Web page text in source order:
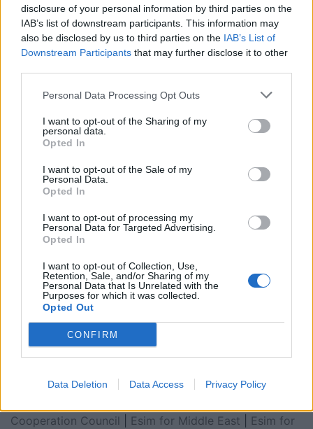
disclosure of your personal information by third parties on the
IAB’s list of downstream participants. This information may
also be disclosed by us to third parties on the IAB’s List of
Downstream Participants that may further disclose it to other
Personal Data Processing Opt Outs
I want to opt-out of the Sharing of my
personal data.
Opted In
I want to opt-out of the Sale of my
Personal Data.
Opted In
I want to opt-out of processing my
Personal Data for Targeted Advertising.
Opted In
I want to opt-out of Collection, Use,
Retention, Sale, and/or Sharing of my
Personal Data that Is Unrelated with the
Purposes for which it was collected.
Opted Out
CONFIRM
Data Deletion Data Access Privacy Policy
Esim for Global|Esim for Europe|Esim for Caribbean
Esim for USA| Esim for Italy|Esim for Spain
for Turkey|Esim for Germany|Esim for Greece|Esim
Esim for World Cup 2026
Arabia|Esim for Egypt|Esim for United Arab
for China| Esim for United Kingdom |Esim for Africa
Cooperation Council
Esim for Middle East
Esim for